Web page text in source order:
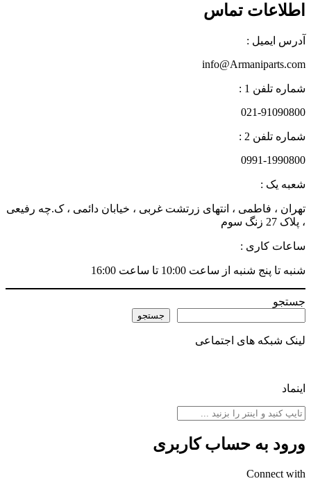
اطلاعات تماس
آدرس ایمیل :
info@Armaniparts.com
شماره تلفن 1 :
021-91090800
شماره تلفن 2 :
0991-1990800
شعبه یک :
تهران ، فاطمی ، انتهای زرتشت غربی ، خیابان دائمی ، ک.چه رفیعی
، پلاک 27 زنگ سوم
ساعات کاری :
شنبه تا پنج شنبه از ساعت 10:00 تا ساعت 16:00
جستجو
جستجو
لینک شبکه های اجتماعی
اینماد
ورود به حساب کاربری
Connect with